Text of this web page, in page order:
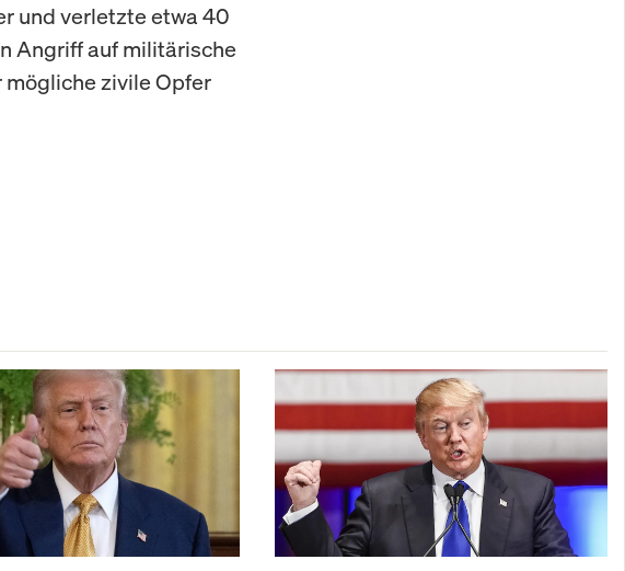
und verletzte etwa 40
Angriff auf militärische
zivile Opfer